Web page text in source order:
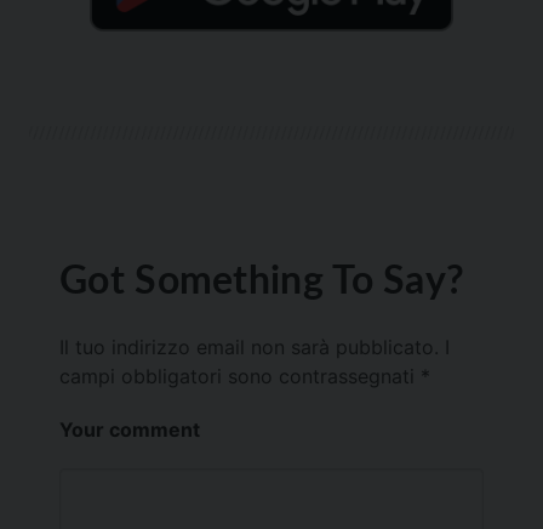
Got Something To Say?
Il tuo indirizzo email non sarà pubblicato.
campi obbligatori sono contrassegnati *
Your comment